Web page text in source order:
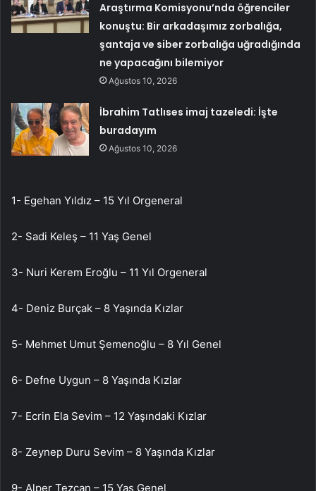
Araştırma Komisyonu’nda öğrenciler
konuştu: Bir arkadaşımız zorbalığa,
şantaja ve siber zorbalığa uğradığında
ne yapacağını bilemiyor
Ağustos 10, 2026
İbrahim Tatlıses imaj tazeledi: İşte
buradayım
Ağustos 10, 2026
1- Egehan Yıldız – 15 Yıl Orgeneral
2- Sadi Keleş – 11 Yaş Genel
3- Nuri Kerem Eroğlu – 11 Yıl Orgeneral
4- Deniz Burçak – 8 Yaşında Kızlar
5- Mehmet Umut Şemenoğlu – 8 Yıl Genel
6- Defne Uygun – 8 Yaşında Kızlar
7- Ecrin Ela Sevim – 12 Yaşındaki Kızlar
8- Zeynep Duru Sevim – 8 Yaşında Kızlar
9- Alper Tezcan – 15 Yaş Genel